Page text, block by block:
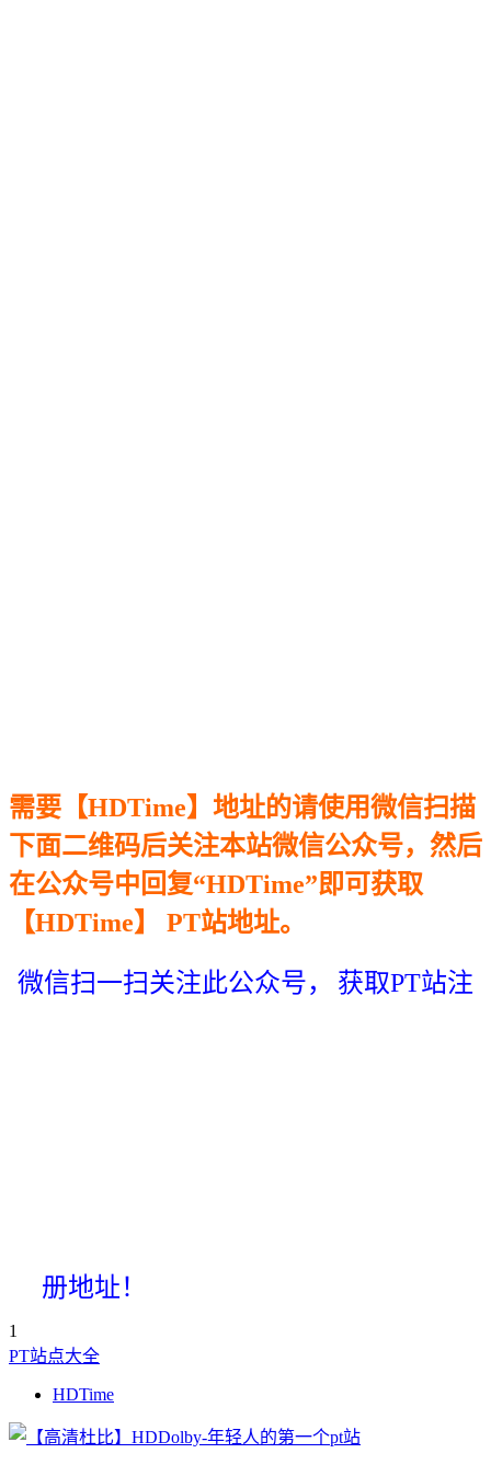
需要【HDTime】地址的请使用微信扫描
下面二维码后关注本站微信公众号，然后
在公众号中回复“HDTime”即可获取
【HDTime】 PT站地址。
微信扫一扫关注此公众号， 获取PT站注
册地址！
1
PT站点大全
HDTime